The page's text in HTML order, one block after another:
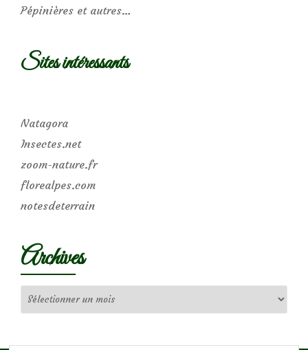
Pépinières et autres…
Sites intéressants
Natagora
Insectes.net
zoom-nature.fr
florealpes.com
notesdeterrain
Archives